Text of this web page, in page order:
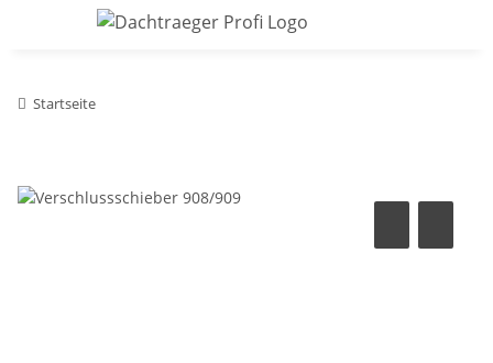
Startseite